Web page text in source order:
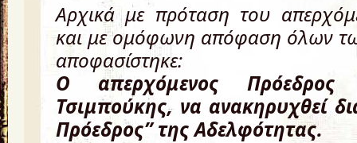
Αρχικά με πρόταση του
και με ομόφωνη απόφαση όλων
αποφασίστηκε:
O απερχόμενος Πρόεδρος
Τσιμπούκης, να ανακηρυχθεί
Πρόεδρος” της Αδελφότητας.